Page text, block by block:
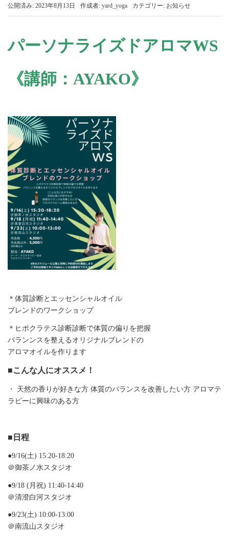
公開済み: 2023年8月13日 作成者: yard_yoga カテゴリー: お知らせ
パーソナライズドアロマWS
《講師：AYAKO》
＊体質診断とエッセンシャルオイル
ブレンドのワークショップ
＊ヒポクラテス診断診断で体質の偏りを把握
バランンスを整えるオリジナルブレンドの
アロマオイルを作ります
■こんな人にオススメ！
・ 天然の香りが好きな方 体質のバランスを改善したい方 アロマテ
ラピーに興味のある方
■日程
●9/16(土) 15:20-18:20
＠御茶ノ水スタジオ
●9/18 (月祝) 11:40-14:40
＠清澄白河スタジオ
●9/23(土) 10:00-13:00
＠南流山スタジオ